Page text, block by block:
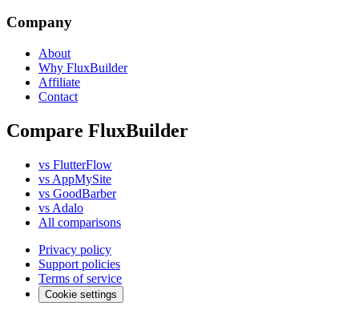
Company
About
Why FluxBuilder
Affiliate
Contact
Compare FluxBuilder
vs FlutterFlow
vs AppMySite
vs GoodBarber
vs Adalo
All comparisons
Privacy policy
Support policies
Terms of service
Cookie settings